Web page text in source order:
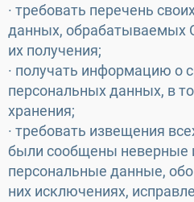
· требовать перечень
данных, обрабатываемых
их получения;
· получать информацию о
персональных данных, в
хранения;
· требовать извещения
были сообщены неверные
персональные данные,
них исключениях,